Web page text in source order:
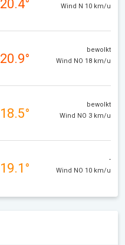
20.4° Wind N 10 km/u
20.9°
bewolkt
Wind NO 18 km/u
18.5°
bewolkt
Wind NO 3 km/u
19.1°
-
Wind NO 10 km/u